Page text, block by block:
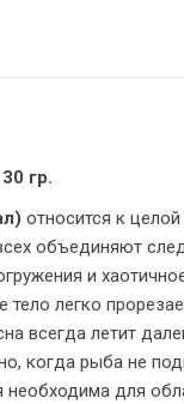
гр.
относится к
объединяют
и
легко
всегда летит
когда рыба не
для